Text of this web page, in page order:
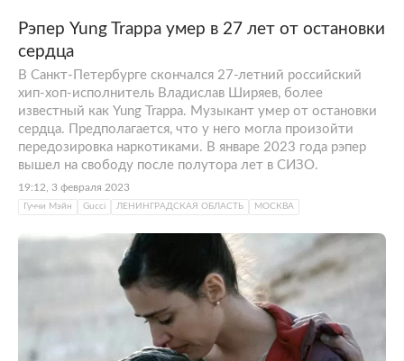
Рэпер Yung Trappa умер в 27 лет от остановки
сердца
В Санкт-Петербурге скончался 27-летний российский
хип-хоп-исполнитель Владислав Ширяев, более
известный как Yung Trappa. Музыкант умер от остановки
сердца. Предполагается, что у него могла произойти
передозировка наркотиками. В январе 2023 года рэпер
вышел на свободу после полутора лет в СИЗО.
19:12, 3 февраля 2023
Гуччи Мэйн Gucci ЛЕНИНГРАДСКАЯ ОБЛАСТЬ МОСКВА